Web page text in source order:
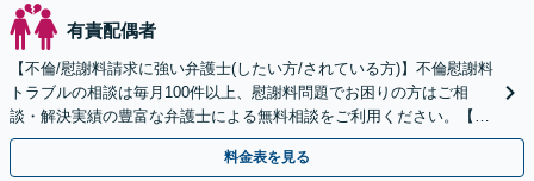
有責配偶者
【不倫/慰謝料請求に強い弁護士(したい方/されている方)】不倫慰謝料
トラブルの相談は毎月100件以上、慰謝料問題でお困りの方はご相
談・解決実績の豊富な弁護士による無料相談をご利用ください。【不
倫相談は初回0円】【全国対応】
料金表を見る